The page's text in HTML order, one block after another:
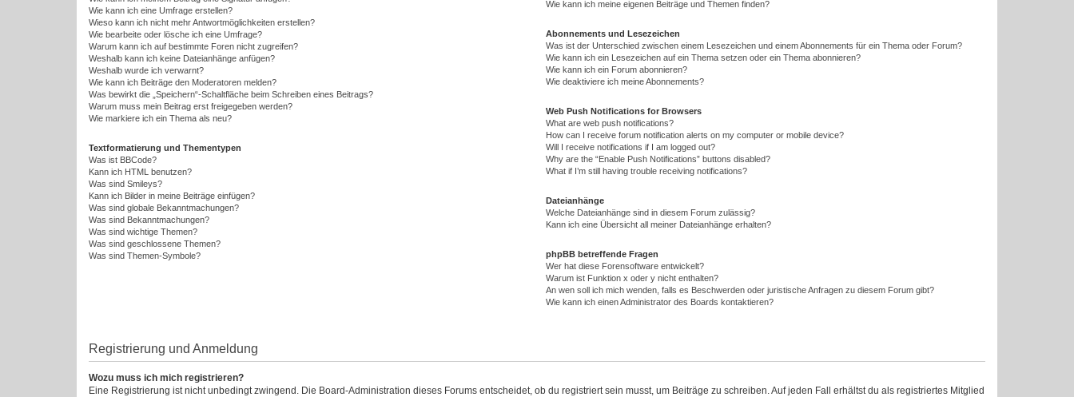
Wie kann ich eine Umfrage erstellen?
Wieso kann ich nicht mehr Antwortmöglichkeiten erstellen?
Wie bearbeite oder lösche ich eine Umfrage?
Warum kann ich auf bestimmte Foren nicht zugreifen?
Weshalb kann ich keine Dateianhänge anfügen?
Weshalb wurde ich verwarnt?
Wie kann ich Beiträge den Moderatoren melden?
Was bewirkt die „Speichern“-Schaltfläche beim Schreiben eines Beitrags?
Warum muss mein Beitrag erst freigegeben werden?
Wie markiere ich ein Thema als neu?
Textformatierung und Thementypen
Was ist BBCode?
Kann ich HTML benutzen?
Was sind Smileys?
Kann ich Bilder in meine Beiträge einfügen?
Was sind globale Bekanntmachungen?
Was sind Bekanntmachungen?
Was sind wichtige Themen?
Was sind geschlossene Themen?
Was sind Themen-Symbole?
Wie kann ich meine eigenen Beiträge und Themen finden?
Abonnements und Lesezeichen
Was ist der Unterschied zwischen einem Lesezeichen und einem Abonnements für ein Thema oder Forum?
Wie kann ich ein Lesezeichen auf ein Thema setzen oder ein Thema abonnieren?
Wie kann ich ein Forum abonnieren?
Wie deaktiviere ich meine Abonnements?
Web Push Notifications for Browsers
What are web push notifications?
How can I receive forum notification alerts on my computer or mobile device?
Will I receive notifications if I am logged out?
Why are the “Enable Push Notifications” buttons disabled?
What if I’m still having trouble receiving notifications?
Dateianhänge
Welche Dateianhänge sind in diesem Forum zulässig?
Kann ich eine Übersicht all meiner Dateianhänge erhalten?
phpBB betreffende Fragen
Wer hat diese Forensoftware entwickelt?
Warum ist Funktion x oder y nicht enthalten?
An wen soll ich mich wenden, falls es Beschwerden oder juristische Anfragen zu diesem Forum gibt?
Wie kann ich einen Administrator des Boards kontaktieren?
Registrierung und Anmeldung
Wozu muss ich mich registrieren?
Eine Registrierung ist nicht unbedingt zwingend. Die Board-Administration dieses Forums entscheidet, ob du registriert sein musst, um Beiträge zu schreiben. Auf jeden Fall erhältst du als registriertes Mitglied